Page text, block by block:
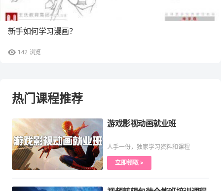
142 浏览
新手如何学习漫画？
热门课程推荐
游戏影视动画就业班
人手一份，独家学习资料和课程
立即领取 >